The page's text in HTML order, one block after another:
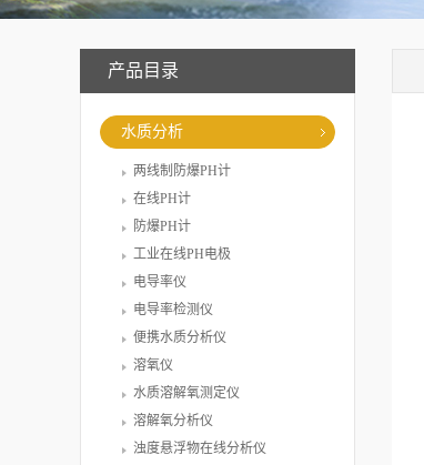
产品目录
水质分析
两线制防爆PH计
在线PH计
防爆PH计
工业在线PH电极
电导率仪
电导率检测仪
便携水质分析仪
溶氧仪
水质溶解氧测定仪
溶解氧分析仪
浊度悬浮物在线分析仪